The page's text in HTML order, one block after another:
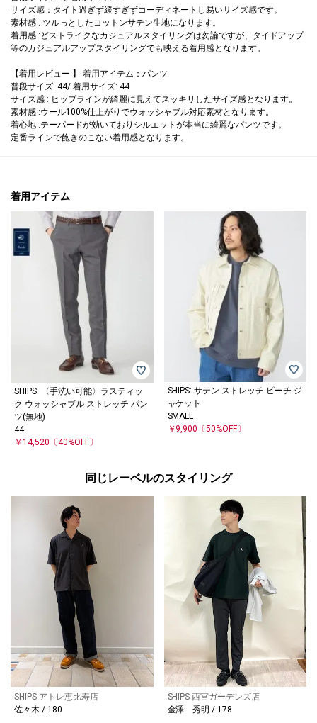
サイズ感：タイト過ぎず緩すぎずコーディネートし易いサイズ感です。
素材感 : ツルっとしたコットンサテン生地になります。
着用感 :どストライクなカジュアルスタイリングは勿論ですが、タイドアップ
等のカジュアルアップスタイリングでも映える着用感となります。
【着用レビュー 】 着用アイテム：パンツ
普段サイズ: 44/ 着用サイズ: 44
サイズ感 : ヒップラインが綺麗に見えてスッキリしたサイズ感となります。
素材感 :ウール100%仕上がりでウォッシャブル対応素材となります。
着心地 :テーパードが効いておりシルエットが本当に綺麗なパンツです。
定番ラインで飽きのこない着用感となります。
着用アイテム
SHIPS: 〈手洗い可能〉ラスティッ
ク ウォッシャブル ストレッチ パン
ツ(無地)
44
￥14,520 〔40%OFF〕
SHIPS: サテン ストレッチ ピーチ ジ
ャケット
SMALL
￥9,900 〔50%OFF〕
同じレーベルのスタイリング
SHIPS アトレ恵比寿店
佐々木 / 180
SHIPS 西宮ガーデンズ店
金澤 秀明 / 178